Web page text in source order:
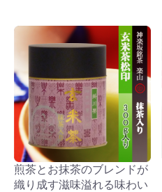
煎茶とお抹茶のブレンドが
織り成す滋味溢れる味わい